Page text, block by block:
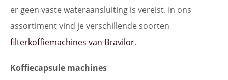
er geen vaste wateraansluiting is vereist. In ons
assortiment vind je verschillende soorten
filterkoffiemachines van Bravilor.
Koffiecapsule machines